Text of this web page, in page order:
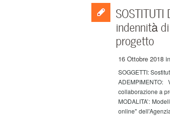
indennità
progetto
16 Ottobre 2018 in
SOGGETTI:
collaborazione a
MODALITA’:
online"